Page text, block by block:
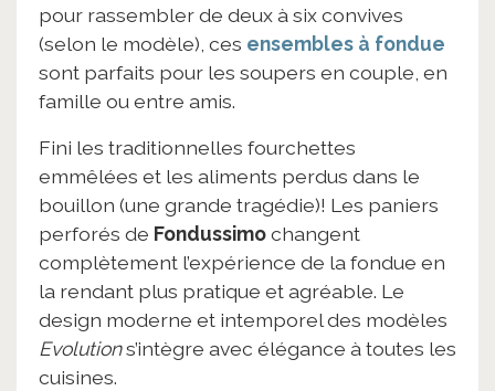
pour rassembler de deux à six convives
(selon le modèle), ces ensembles à fondue
sont parfaits pour les soupers en couple, en
famille ou entre amis.
Fini les traditionnelles fourchettes
emmêlées et les aliments perdus dans le
bouillon (une grande tragédie)! Les paniers
perforés de Fondussimochangent
complètement l’expérience de la fondue en
la rendant plus pratique et agréable. Le
design moderne et intemporel des modèles
Evolutions’intègre avec élégance à toutes les
cuisines.